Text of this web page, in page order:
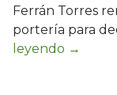
Ferrán Torres
portería para